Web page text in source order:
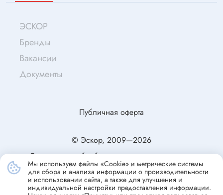
ЭСКОР
Бренды
Вакансии
Документы
© Эскор, 2009—2026
Согласие на обработку персональных данных
Политика конфиденциальности
Публичная оферта
Мы используем файлы «Cookie» и метрические системы
для сбора и анализа информации о производительности
и использовании сайта, а также для улучшения и
индивидуальной настройки предоставления информации.